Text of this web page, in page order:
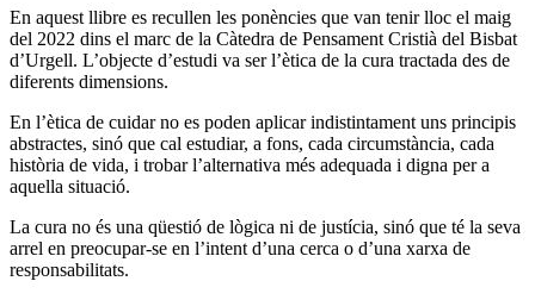
En aquest llibre es recullen les ponències que van tenir lloc el maig
del 2022 dins el marc de la Càtedra de Pensament Cristià del Bisbat
d’Urgell. L’objecte d’estudi va ser l’ètica de la cura tractada des de
diferents dimensions.
En l’ètica de cuidar no es poden aplicar indistintament uns principis
abstractes, sinó que cal estudiar, a fons, cada circumstància, cada
història de vida, i trobar l’alternativa més adequada i digna per a
aquella situació.
La cura no és una qüestió de lògica ni de justícia, sinó que té la seva
arrel en preocupar-se en l’intent d’una cerca o d’una xarxa de
responsabilitats.